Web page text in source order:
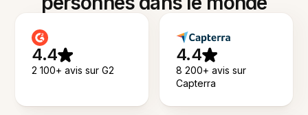
4.4
2 100+ avis sur G2
4.4
8 200+ avis sur
Capterra